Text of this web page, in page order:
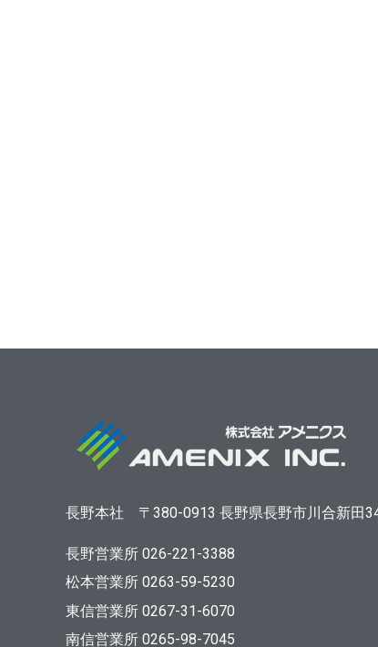
長野本社 〒380-0913 長野県長野市川合新田
長野営業所 026-221-3388
松本営業所 0263-59-5230
東信営業所 0267-31-6070
南信営業所 0265-98-7045